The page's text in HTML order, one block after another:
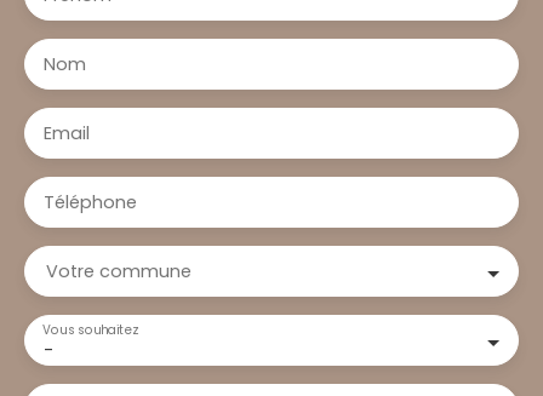
Nom
Email
Téléphone
Votre commune
-
Vous souhaitez